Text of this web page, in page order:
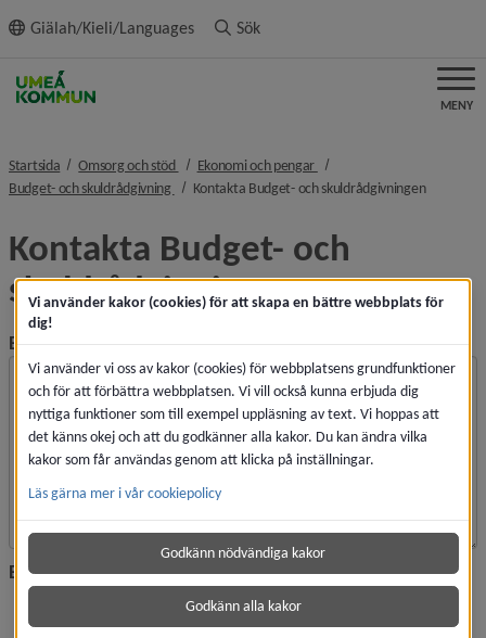
innehållet
Giälah/Kieli/Languages Sök
MENY
Startsida Omsorg och stöd nivå i brödsmulenavigeringen
Ekonomi och pengar nivå i brödsmulenavigeringen
Budget- och skuldrådgivning nivå i brödsmulenavigeringen
Kontakta Budget- och skuldrådgivningennivå i
Kontakta Budget- och
skuldrådgivningen
Beskriv ditt ärende/ställ din fråga här:*(obligatorisk)
Bifoga fil:
Vi använder kakor (cookies) för att skapa en bättre webbplats för
dig!
Vi använder vi oss av kakor (cookies) för webbplatsens grundfunktioner
och för att förbättra webbplatsen. Vi vill också kunna erbjuda dig
nyttiga funktioner som till exempel uppläsning av text. Vi hoppas att
det känns okej och att du godkänner alla kakor. Du kan ändra vilka
kakor som får användas genom att klicka på inställningar.
Läs gärna mer i vår cookiepolicy
Godkänn nödvändiga kakor
Godkänn alla kakor